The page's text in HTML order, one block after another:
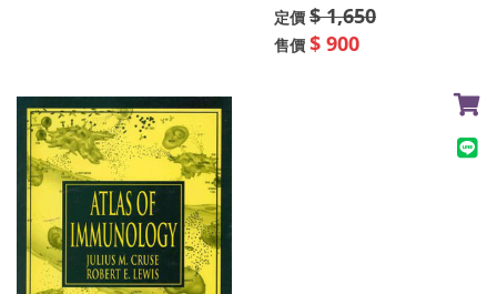
定價 $ 1,650
售價 $ 900